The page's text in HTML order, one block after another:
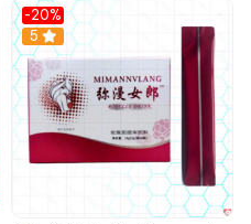
-20%
5